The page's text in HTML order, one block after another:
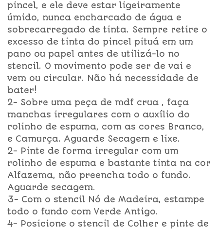
pincel, e ele deve estar ligeiramente
úmido, nunca encharcado de água e
sobrecarregado de tinta. Sempre retire o
excesso de tinta do pincel pituá em um
pano ou papel antes de utilizá-lo no
stencil. O movimento pode ser de vai e
vem ou circular. Não há necessidade de
bater!
2- Sobre uma peça de mdf crua , faça
manchas irregulares com o auxílio do
rolinho de espuma, com as cores Branco,
e Camurça. Aguarde Secagem e lixe.
2- Pinte de forma irregular com um
rolinho de espuma e bastante tinta na cor
Alfazema, não preencha todo o fundo.
Aguarde secagem.
3- Com o stencil Nó de Madeira, estampe
todo o fundo com Verde Antigo.
4- Posicione o stencil de Colher e pinte de